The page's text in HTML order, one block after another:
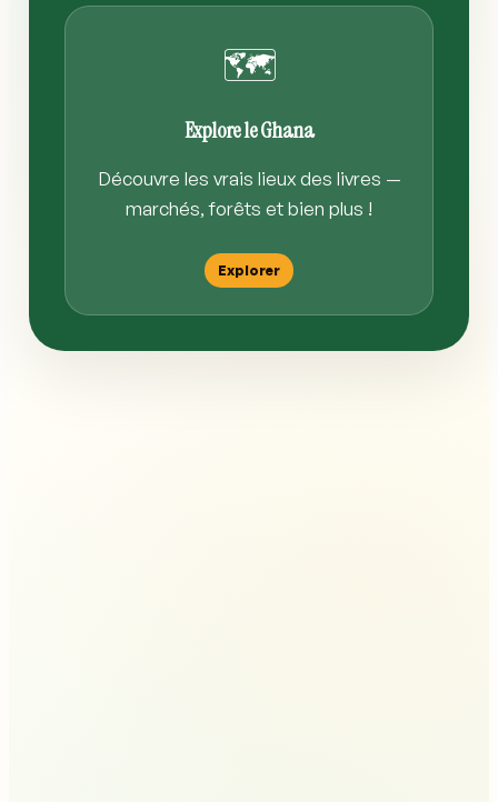
🗺️
Explore le Ghana
Découvre les vrais lieux des livres —
marchés, forêts et bien plus !
Explorer